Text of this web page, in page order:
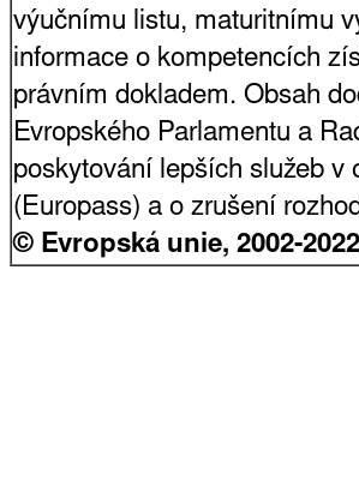
výučnímu listu, maturitnímu
informace o kompetencích
právním dokladem. Obsah
Evropského Parlamentu a
poskytování lepších služeb v
(Europass) a o zrušení
© Evropská unie, 2002-